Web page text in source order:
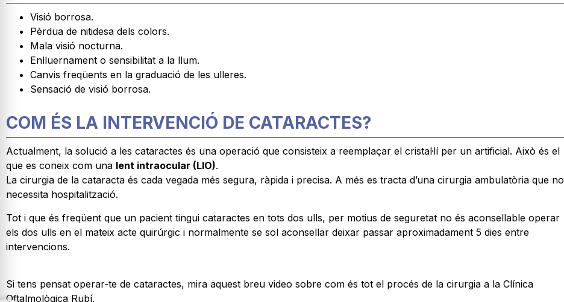
Visió borrosa.
Pèrdua de nitidesa dels colors.
Mala visió nocturna.
Enlluernament o sensibilitat a la llum.
Canvis freqüents en la graduació de les ulleres.
Sensació de visió borrosa.
COM ÉS LA INTERVENCIÓ DE CATARACTES?
Actualment, la solució a les cataractes és una operació que consisteix a reemplaçar el cristal·lí per un artificial. Això és el
que es coneix com una lent intraocular (LIO).
La cirurgia de la cataracta és cada vegada més segura, ràpida i precisa. A més es tracta d’una cirurgia ambulatòria que no
necessita hospitalització.
Tot i que és freqüent que un pacient tingui cataractes en tots dos ulls, per motius de seguretat no és aconsellable operar
els dos ulls en el mateix acte quirúrgic i normalmente se sol aconsellar deixar passar aproximadament 5 dies entre
intervencions.
Si tens pensat operar-te de cataractes, mira aquest breu video sobre com és tot el procés de la cirurgia a la Clínica
Oftalmològica Rubí.